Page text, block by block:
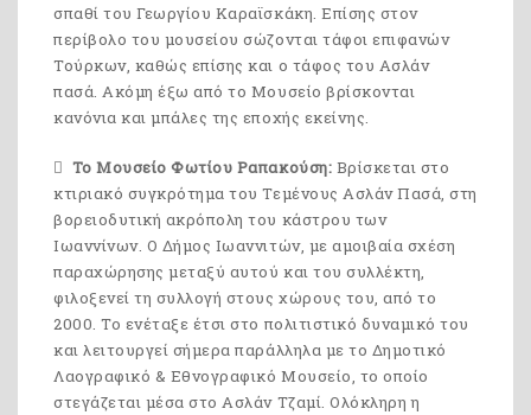
σπαθί του Γεωργίου Καραϊσκάκη. Επίσης στον
περίβολο του μουσείου σώζονται τάφοι επιφανών
Τούρκων, καθώς επίσης και ο τάφος του Ασλάν
πασά. Ακόμη έξω από το Μουσείο βρίσκονται
κανόνια και μπάλες της εποχής εκείνης.
Το Μουσείο Φωτίου Ραπακούση: Βρίσκεται στο
κτιριακό συγκρότημα του Τεμένους Ασλάν Πασά, στη
βορειοδυτική ακρόπολη του κάστρου των
Ιωαννίνων. Ο Δήμος Ιωαννιτών, με αμοιβαία σχέση
παραχώρησης μεταξύ αυτού και του συλλέκτη,
φιλοξενεί τη συλλογή στους χώρους του, από το
2000. Το ενέταξε έτσι στο πολιτιστικό δυναμικό του
και λειτουργεί σήμερα παράλληλα με το Δημοτικό
Λαογραφικό & Εθνογραφικό Μουσείο, το οποίο
στεγάζεται μέσα στο Ασλάν Τζαμί. Ολόκληρη η